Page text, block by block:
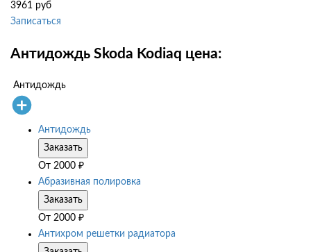
3961 руб
Записаться
Антидождь Skoda Kodiaq цена:
Антидождь
Антидождь
Заказать
От 2000 ₽
Абразивная полировка
Заказать
От 2000 ₽
Антихром решетки радиатора